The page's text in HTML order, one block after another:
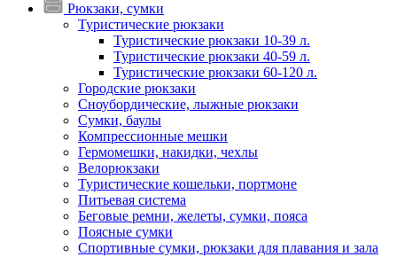
Рюкзаки, сумки
Туристические рюкзаки
Туристические рюкзаки 10-39 л.
Туристические рюкзаки 40-59 л.
Туристические рюкзаки 60-120 л.
Городские рюкзаки
Сноубордические, лыжные рюкзаки
Сумки, баулы
Компрессионные мешки
Гермомешки, накидки, чехлы
Велорюкзаки
Туристические кошельки, портмоне
Питьевая система
Беговые ремни, желеты, сумки, пояса
Поясные сумки
Спортивные сумки, рюкзаки для плавания и зала